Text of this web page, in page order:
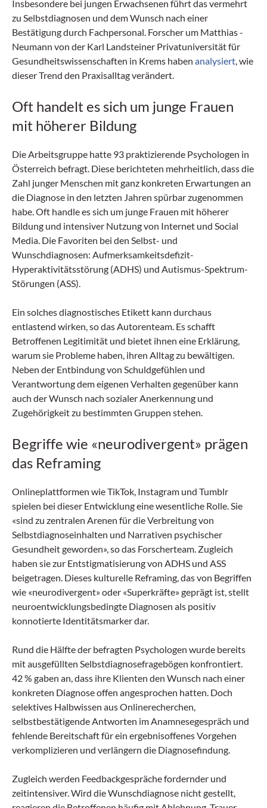
Insbesondere bei jungen Erwachsenen führt das vermehrt
zu Selbstdia­gnosen und dem Wunsch nach einer
Bestätigung durch Fachpersonal. Forscher um ­Matthias ­
Neumann von der Karl Landsteiner Privatuniversität für
Gesundheitswissenschaften in Krems haben analysiert , wie
dieser Trend den Praxisalltag verändert.
Oft handelt es sich um junge Frauen
mit höherer Bildung
Die Arbeitsgruppe hatte 93 praktizierende Psychologen in
Österreich befragt. Diese berichteten mehrheitlich, dass die
Zahl junger Menschen mit ganz konkreten Erwartungen an
die Diagnose in den letzten Jahren spürbar zugenommen
habe. Oft handle es sich um junge Frauen mit höherer
Bildung und intensiver Nutzung von Internet und Social
Media. Die Favoriten bei den Selbst- und
Wunschdiagnosen: Aufmerksamkeitsdefizit-
Hyperaktivitätsstörung (ADHS) und Autismus-Spektrum-
Störungen (ASS).
Ein solches diagnostisches Etikett kann durchaus
entlastend wirken, so das Autorenteam. Es schafft
Betroffenen Legitimität und bietet ihnen eine Erklärung,
warum sie Probleme haben, ihren Alltag zu bewältigen.
Neben der Entbindung von Schuldgefühlen und
Verantwortung dem eigenen Verhalten gegenüber kann
auch der Wunsch nach sozialer Anerkennung und
Zugehörigkeit zu bestimmten Gruppen stehen.
Begriffe wie «neurodivergent» prägen
das Reframing
Onlineplattformen wie TikTok, Instagram und Tumblr
spielen bei dieser Entwicklung eine wesentliche Rolle. Sie
«sind zu zentralen Arenen für die Verbreitung von
Selbstdiagnose­inhalten und Narrativen psychischer
Gesundheit geworden», so das Forscherteam. Zugleich
haben sie zur Entstigmatisierung von ADHS und ASS
beigetragen. Dieses kulturelle Reframing, das von Begriffen
wie «neurodivergent» oder «Superkräfte» geprägt ist, stellt
neuro­entwicklungsbedingte Dia­gnosen als positiv
konnotierte Identitätsmarker dar.
Rund die Hälfte der befragten Psychologen wurde bereits
mit ausgefüllten Selbstdiagnosefragebögen konfrontiert.
42 % gaben an, dass ihre Klienten den Wunsch nach einer
konkreten Diagnose offen angesprochen hatten. Doch
selektives Halbwissen aus Onlinerecherchen,
selbstbestätigende Antworten im Anamnesegespräch und
fehlende Bereitschaft für ein ergebnisoffenes Vorgehen
verkomplizieren und verlängern die Diagnosefindung.
Zugleich werden Feedbackgespräche fordernder und
zeitintensiver. Wird die Wunschdiagnose nicht gestellt,